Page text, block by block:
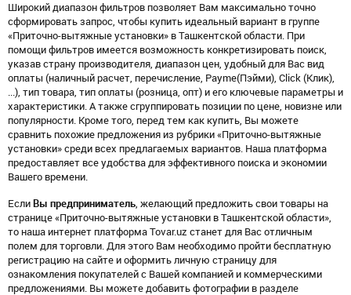
Широкий диапазон фильтров позволяет Вам максимально точно
сформировать запрос, чтобы купить идеальный вариант в группе
«Приточно-вытяжные установки» в Ташкентской области. При
помощи фильтров имеется возможность конкретизировать поиск,
указав страну производителя, диапазон цен, удобный для Вас вид
оплаты (наличный расчет, перечисление, Payme(Пэйми), Click (Клик),
...), тип товара, тип оплаты (розница, опт) и его ключевые параметры и
характеристики. А также сгруппировать позиции по цене, новизне или
популярности. Кроме того, перед тем как купить, Вы можете
сравнить похожие предложения из рубрики «Приточно-вытяжные
установки» среди всех предлагаемых вариантов. Наша платформа
предоставляет все удобства для эффективного поиска и экономии
Вашего времени.
Если Вы предприниматель , желающий предложить свои товары на
странице «Приточно-вытяжные установки в Ташкентской области»,
то наша интернет платформа Tovar.uz станет для Вас отличным
полем для торговли. Для этого Вам необходимо пройти бесплатную
регистрацию на сайте и оформить личную страницу для
ознакомления покупателей с Вашей компанией и коммерческими
предложениями. Вы можете добавить фотографии в разделе